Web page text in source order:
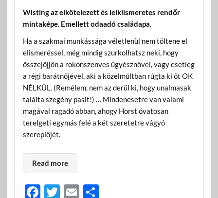
Wisting az elkötelezett és lelkiismeretes rendőr
mintaképe. Emellett odaadó családapa.
Ha a szakmai munkássága véletlenül nem töltene el
elismeréssel, még mindig szurkolhatsz neki, hogy
összejöjjön a rokonszenves ügyésznővel, vagy esetleg
a régi barátnőjével, aki a közelmúltban rúgta ki őt OK
NÉLKÜL. (Remélem, nem az derül ki, hogy unalmasak
találta szegény pasit!) … Mindenesetre van valami
magával ragadó abban, ahogy Horst óvatosan
terelgeti egymás felé a két szeretetre vágyó
szereplőjét.
Read more
F T E O